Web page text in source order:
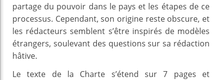
partage du pouvoir dans le pays et les étapes de ce
processus. Cependant, son origine reste obscure, et
les rédacteurs semblent s’être inspirés de modèles
étrangers, soulevant des questions sur sa rédaction
hâtive.
Le texte de la Charte s’étend sur 7 pages et